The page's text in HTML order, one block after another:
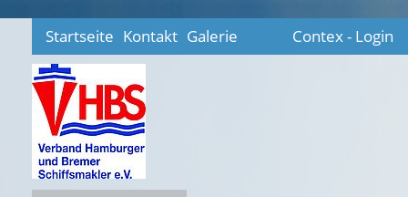
Startseite Kontakt Galerie Contex - Login